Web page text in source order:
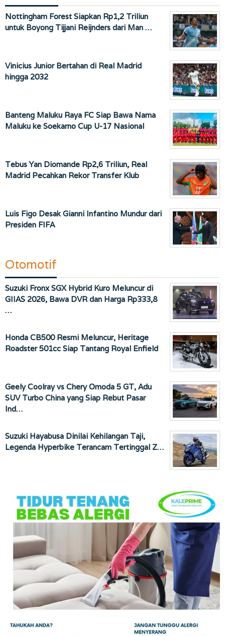
Nottingham Forest Siapkan Rp1,2 Triliun
untuk Boyong Tijjani Reijnders dari Man …
Vinicius Junior Bertahan di Real Madrid
hingga 2032
Banteng Maluku Raya FC Siap Bawa Nama
Maluku ke Soekarno Cup U-17 Nasional
Tebus Yan Diomande Rp2,6 Triliun, Real
Madrid Pecahkan Rekor Transfer Klub
Luis Figo Desak Gianni Infantino Mundur dari
Presiden FIFA
Otomotif
Suzuki Fronx SGX Hybrid Kuro Meluncur di
GIIAS 2026, Bawa DVR dan Harga Rp333,8
…
Honda CB500 Resmi Meluncur, Heritage
Roadster 501cc Siap Tantang Royal Enfield
Geely Coolray vs Chery Omoda 5 GT, Adu
SUV Turbo China yang Siap Rebut Pasar
Ind…
Suzuki Hayabusa Dinilai Kehilangan Taji,
Legenda Hyperbike Terancam Tertinggal Z…